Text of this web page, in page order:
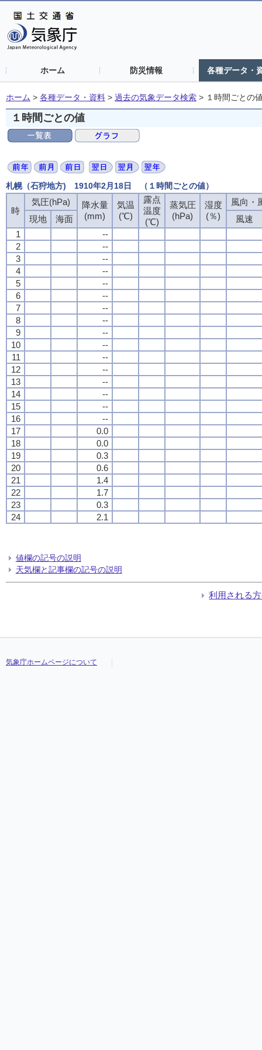
ホーム 防災情報 各種データ・
ホーム > 各種データ・資料 > 過去の気象データ検索 > １時間ごとの
１時間ごとの値
札幌（石狩地方) 1910年2月18日 （１時間ごとの値）
時
気圧(hPa)
降水量
(mm)
気温
(℃)
露点
温度
(℃)
蒸気圧
(hPa)
湿度
(％)
風向・
現地
海面
風速
1
--
2
--
3
--
4
--
5
--
6
--
7
--
8
--
9
--
10
--
11
--
12
--
13
--
14
--
15
--
16
--
17
0.0
18
0.0
19
0.3
20
0.6
21
1.4
22
1.7
23
0.3
24
2.1
値欄の記号の説明
天気欄と記事欄の記号の説明
利用される
気象庁ホームページについて